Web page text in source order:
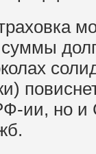
ии, но и